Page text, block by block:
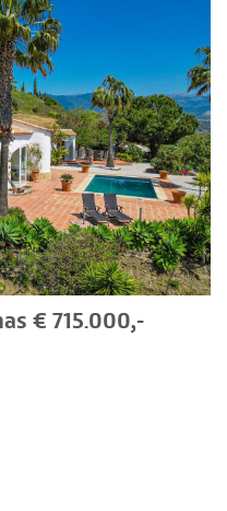
€ 715.000,-